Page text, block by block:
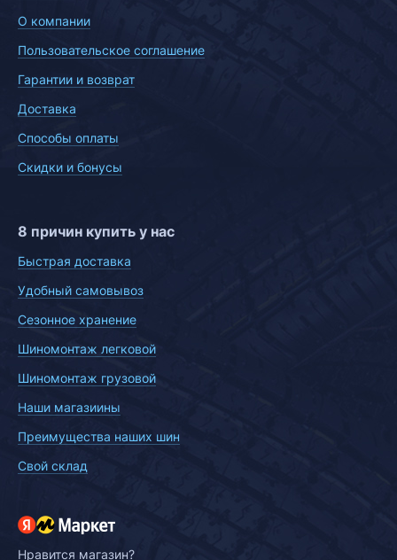
О компании
Пользовательское соглашение
Гарантии и возврат
Доставка
Способы оплаты
Скидки и бонусы
8 причин купить у нас
Быстрая доставка
Удобный самовывоз
Сезонное хранение
Шиномонтаж легковой
Шиномонтаж грузовой
Наши магазиины
Преимущества наших шин
Свой склад
Нравится магазин?